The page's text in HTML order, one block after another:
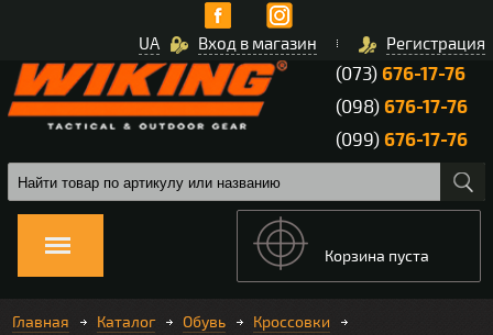
Вход в магазин Регистрация
UA
(073)676-17-76
(098)676-17-76
(099)676-17-76
Корзина пуста
Главная Каталог Обувь
Кроссовки